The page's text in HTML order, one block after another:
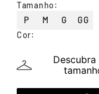
Cor:
Tamanho:
P
M G GG
Descubra